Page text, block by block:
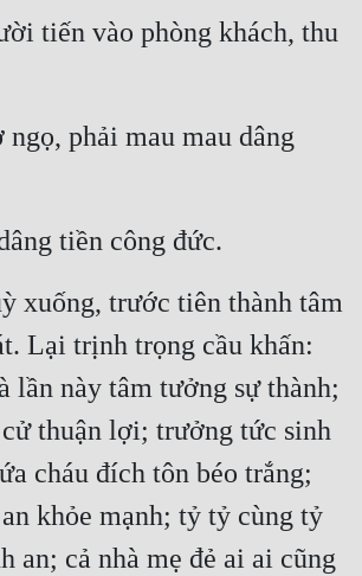
tiến vào phòng khách, thu
ngọ, phải mau mau dâng
tiền công đức.
xuống, trước tiên thành tâm
Lại trịnh trọng cầu khấn:
lần này tâm tưởng sự thành;
thuận lợi; trưởng tức sinh
cháu đích tôn béo trắng;
khỏe mạnh; tỷ tỷ cùng tỷ
an; cả nhà mẹ đẻ ai ai cũng